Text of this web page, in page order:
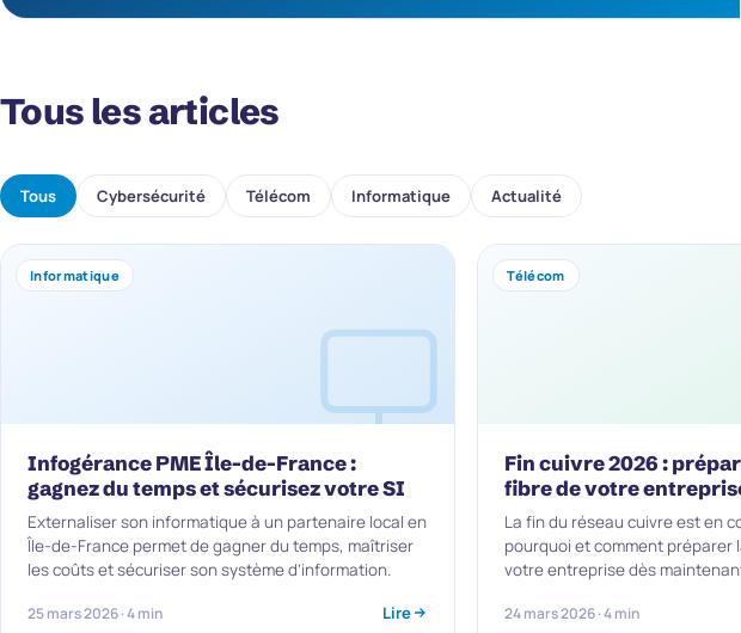
Tous les articles
Tous Cybersécurité Télécom Informatique Actualité
Informatique
Infogérance PME Île-de-France :
gagnez du temps et sécurisez votre SI
Externaliser son informatique à un partenaire local en
Île-de-France permet de gagner du temps, maîtriser
les coûts et sécuriser son système d’information.
25 mars 2026 · 4 min Lire
Télécom
Fin cuivre 2026 :
fibre de votre
La fin du réseau cuivre est en
pourquoi et comment préparer
votre entreprise dès
24 mars 2026 · 4 min